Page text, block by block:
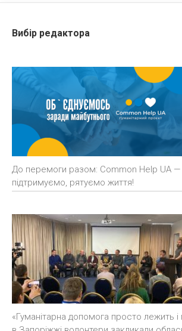
Вибір редактора
До перемоги разом: Common Help UA
підтримуємо, рятуємо життя!
«Гуманітарна допомога просто лежить і